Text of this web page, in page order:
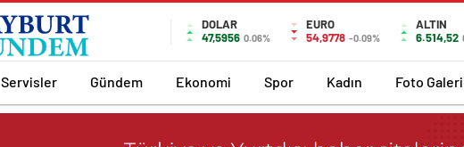
DOLAR
47,5956 0.06%
EURO
54,9778 -0.09%
ALTIN
6.514,52
Servisler Gündem Ekonomi Spor Kadın Foto Galeri